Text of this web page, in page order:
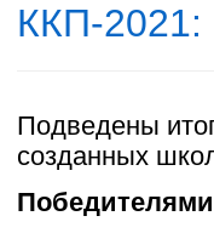
ККП-2021:
Подведены
созданных
Победителями